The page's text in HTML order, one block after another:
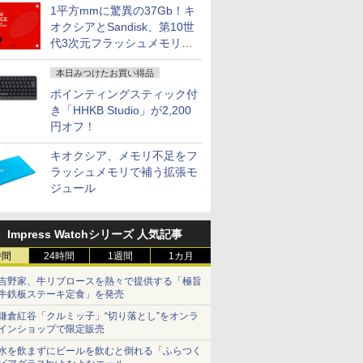
1平方mmに驚異の37Gb！キ
オクシアとSandisk、第10世
代3次元フラッシュメモリを
開発
本日みつけたお買い得品
ポインティングスティック付
き「HHKB Studio」が2,200
円オフ！
キオクシア、メモリ不足をフ
ラッシュメモリで補う拡張モ
ジュール
Impress Watchシリーズ 人気記事
24時間 1週間 1カ月
野家、牛リブロースを熱々で提供する「極旨
鉄板ステーキ定食」を発売
倉紅谷「クルミッ子」“切り落とし”をオンラ
ンショップで限定販売
を飲まずにビールを飲むと倒れる「ふらつく